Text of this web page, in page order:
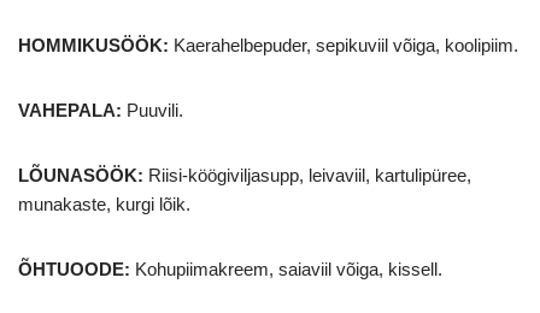
HOMMIKUSÖÖK: Kaerahelbepuder, sepikuviil võiga, koolipiim.
VAHEPALA: Puuvili.
LÕUNASÖÖK: Riisi-köögiviljasupp, leivaviil, kartulipüree,
munakaste, kurgi lõik.
ÕHTUOODE: Kohupiimakreem, saiaviil võiga, kissell.